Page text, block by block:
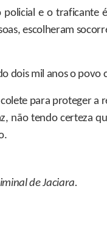
policial e o
escolheram
dois mil anos o
para proteger a
não tendo certeza
de Jaciara.